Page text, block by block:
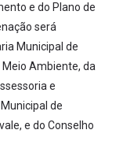
e do Plano de
será
Municipal de
Ambiente, da
e
de
e do Conselho